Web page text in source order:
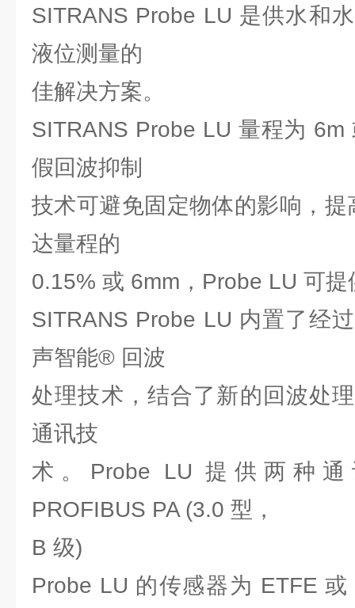
SITRANS Probe LU 是供水和
液位测量的
佳解决方案。
SITRANS Probe LU 量程为
假回波抑制
技术可避免固定物体的影响，
达量程的
0.15% 或 6mm，Probe LU 可
SITRANS Probe LU 内置了经
声智能® 回波
处理技术，结合了新的回波处
通讯技
术。Probe LU 提供两种通
PROFIBUS PA (3.0 型，
B 级)
Probe LU 的传感器为 ETFE